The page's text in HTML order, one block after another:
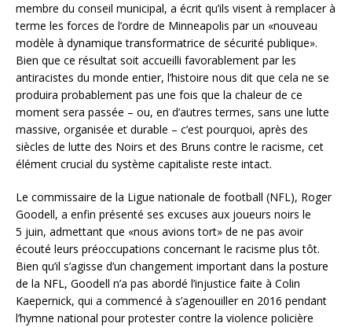
membre du conseil municipal, a écrit qu’ils visent à remplacer à
terme les forces de l’ordre de Minneapolis par un «nouveau
modèle à dynamique transformatrice de sécurité publique».
Bien que ce résultat soit accueilli favorablement par les
antiracistes du monde entier, l’histoire nous dit que cela ne se
produira probablement pas une fois que la chaleur de ce
moment sera passée – ou, en d’autres termes, sans une lutte
massive, organisée et durable – c’est pourquoi, après des
siècles de lutte des Noirs et des Bruns contre le racisme, cet
élément crucial du système capitaliste reste intact.
Le commissaire de la Ligue nationale de football (NFL), Roger
Goodell, a enfin présenté ses excuses aux joueurs noirs le
5 juin, admettant que «nous avions tort» de ne pas avoir
écouté leurs préoccupations concernant le racisme plus tôt.
Bien qu’il s’agisse d’un changement important dans la posture
de la NFL, Goodell n’a pas abordé l’injustice faite à Colin
Kaepernick, qui a commencé à s’agenouiller en 2016 pendant
l’hymne national pour protester contre la violence policière